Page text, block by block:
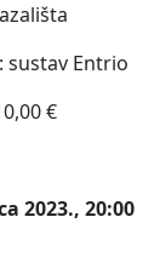
sustav Entrio
€
2023., 20:00